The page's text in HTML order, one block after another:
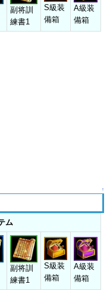
副将訓
練書1
S級装
備箱
A級装
備箱
↑
ム
副将訓
練書1
S級装
備箱
A級装
備箱